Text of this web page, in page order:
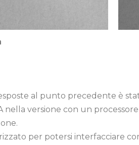
al punto precedente è
nella versione con un
per potersi interfacciare